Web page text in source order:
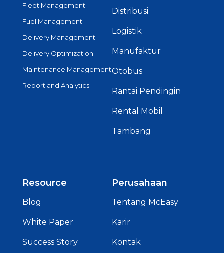
Fleet Management
Fuel Management
Delivery Management
Delivery Optimization
Maintenance Management
Report and Analytics
Distribusi
Logistik
Manufaktur
Otobus
Rantai Pendingin
Rental Mobil
Tambang
Resource
Blog
White Paper
Success Story
Perusahaan
Tentang McEasy
Karir
Kontak